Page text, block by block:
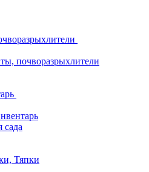
почворазрыхлители
сада
Тяпки